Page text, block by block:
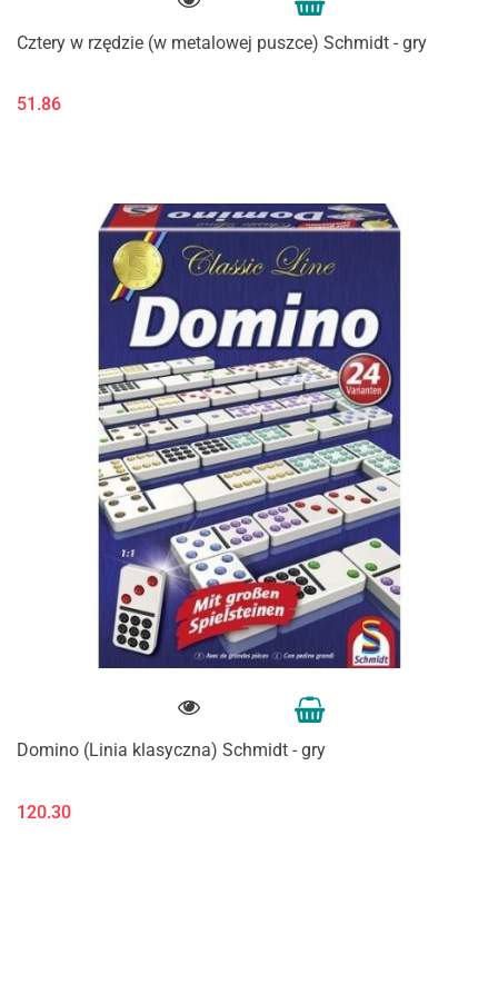
Cztery w rzędzie (w metalowej puszce) Schmidt - gry
51.86
Domino (Linia klasyczna) Schmidt - gry
120.30